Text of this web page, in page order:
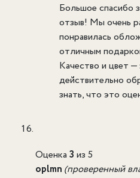
Большое спасибо
отзыв! Мы очень
понравилась
отличным
Качество и цвет
действительно
знать, что это
Оценка 3 из 5
oplmn (проверенный